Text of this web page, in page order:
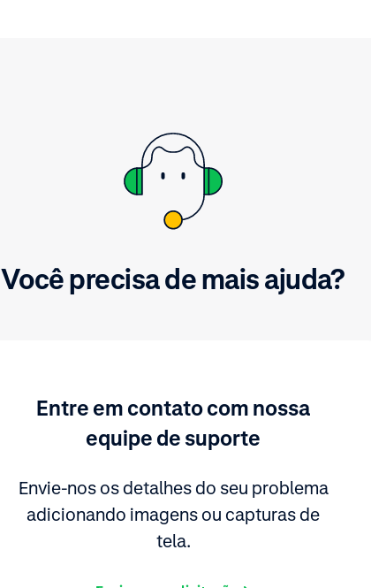
Você precisa de mais ajuda?
Entre em contato com nossa
equipe de suporte
Envie-nos os detalhes do seu problema
adicionando imagens ou capturas de
tela.